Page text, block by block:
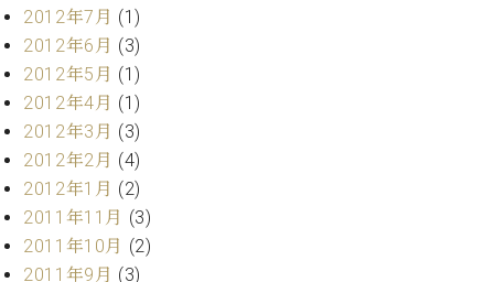
ア
フ
タ
ー
ー
ビ
ス
(調
律)
調
2012年7月 (1)
2012年6月 (3)
2012年5月 (1)
2012年4月 (1)
2012年3月 (3)
2012年2月 (4)
2012年1月 (2)
2011年11月 (3)
2011年10月 (2)
2011年9月 (3)